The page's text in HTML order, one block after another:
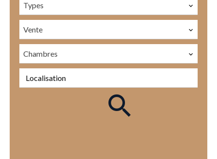
Types
Vente
Chambres
Localisation